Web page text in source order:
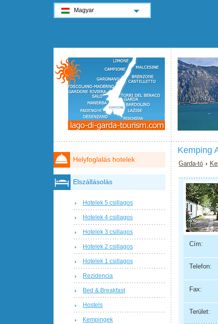
Kemping
Garda-tó ›
Cím:
Telefon:
Fax:
Terület:
Helyfoglalás hotelek
Elszállásolás
Hotelek 5 csillagos
Hotelek 4 csillagos
Hotelek 3 csillagos
Hotelek 2 csillagos
Hotelek 1 csillagos
Rezidencia
Bed & Breakfast
Hostels
Kempingek
Magyar